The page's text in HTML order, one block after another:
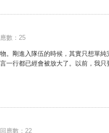
數：25
。剛進入隊伍的時候，其實只想單
一行都已經會被放大了。以前，我只
回應數：22